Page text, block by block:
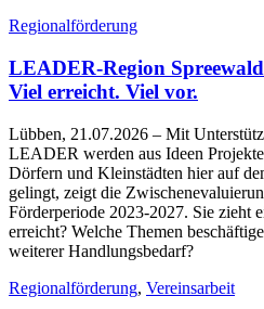
Regionalförderung
LEADER-Region
Viel erreicht. Viel vor.
Lübben, 21.07.2026 – Mit
LEADER werden aus Ideen
Dörfern und Kleinstädten hier auf
gelingt, zeigt die
Förderperiode 2023-2027. Sie zieht
erreicht? Welche Themen
weiterer Handlungsbedarf?
Regionalförderung, Vereinsarbeit